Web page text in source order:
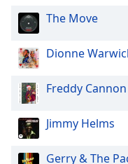
Text
Opacity
Text
Background
Color
The Move
Dionne
Freddy Cannon
Jimmy Helms
Gerry & The